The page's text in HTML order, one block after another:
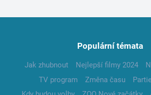
Populární témata
Jak zhubnout Nejlepší filmy 2024
TV program
Změna času